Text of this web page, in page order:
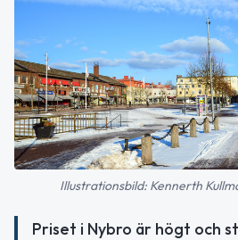
Illustrationsbild: Kennerth
Priset i Nybro är högt och